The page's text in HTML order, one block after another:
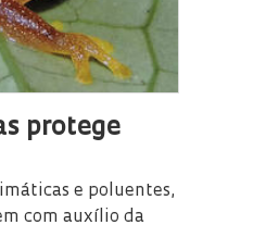
protege
e poluentes,
com auxílio da